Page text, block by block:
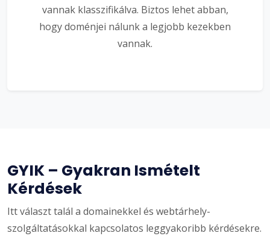
vannak klasszifikálva. Biztos lehet abban,
hogy doménjei nálunk a legjobb kezekben
vannak.
GYIK – Gyakran Ismételt
Kérdések
Itt választ talál a domainekkel és webtárhely-
szolgáltatásokkal kapcsolatos leggyakoribb kérdésekre.